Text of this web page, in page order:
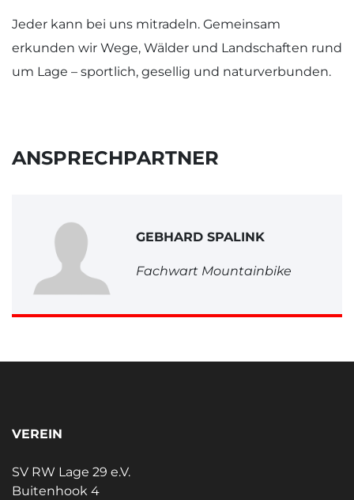
Jeder kann bei uns mitradeln. Gemeinsam
erkunden wir Wege, Wälder und Landschaften rund
um Lage – sportlich, gesellig und naturverbunden.
ANSPRECHPARTNER
GEBHARD SPALINK
Fachwart Mountainbike
VEREIN
SV RW Lage 29 e.V.
Buitenhook 4